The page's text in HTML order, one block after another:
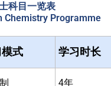
科目一览表
Chemistry Programme
式 学习时长
4年